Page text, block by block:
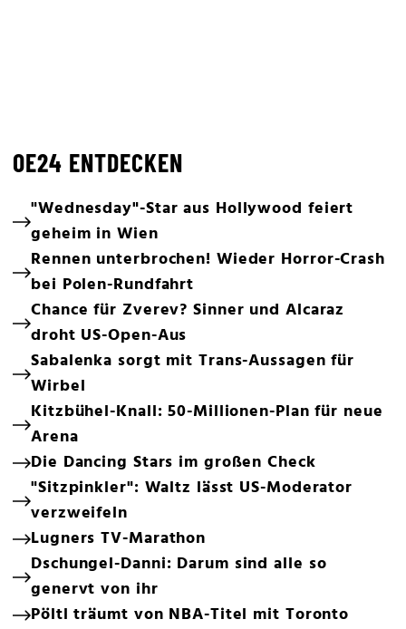
OE24 ENTDECKEN
"Wednesday"-Star aus Hollywood feiert
geheim in Wien
Rennen unterbrochen! Wieder Horror-Crash
bei Polen-Rundfahrt
Chance für Zverev? Sinner und Alcaraz
droht US-Open-Aus
Sabalenka sorgt mit Trans-Aussagen für
Wirbel
Kitzbühel-Knall: 50-Millionen-Plan für neue
Arena
Die Dancing Stars im großen Check
"Sitzpinkler": Waltz lässt US-Moderator
verzweifeln
Lugners TV-Marathon
Dschungel-Danni: Darum sind alle so
genervt von ihr
Pöltl träumt von NBA-Titel mit Toronto